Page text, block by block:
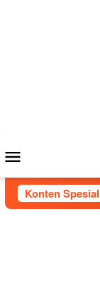
Mobile
Konten Spesial